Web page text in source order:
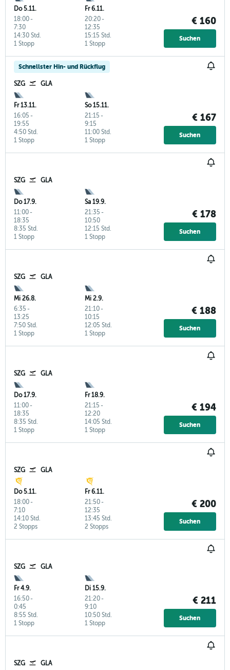
Do 5.11.
18:00-
7:30
1 Stopp
14:30 Std.
Fr 6.11.
20:20-
12:35
1 Stopp
15:15 Std.
€ 160
Suchen
Schnellster Hin- und Rückflug
SZG GLA
Fr 13.11.
16:05 -
19:55
1 Stopp
4:50 Std.
So 15.11.
21:15 -
9:15
1 Stopp
11:00 Std.
€ 167
Suchen
SZG GLA
Do 17.9.
11:00-
18:35
1 Stopp
8:35 Std.
Sa 19.9.
21:35 -
10:50
1 Stopp
12:15 Std.
€ 178
Suchen
SZG GLA
Mi 26.8.
6:35 -
13:25
1 Stopp
7:50 Std.
Mi 2.9.
21:10-
10:15
1 Stopp
12:05 Std.
€ 188
Suchen
SZG GLA
Do 17.9.
11:00-
18:35
1 Stopp
8:35 Std.
Fr 18.9.
21:15 -
12:20
1 Stopp
14:05 Std.
€ 194
Suchen
SZG GLA
Do 5.11.
18:00-
7:10
2 Stopps
14:10 Std.
Fr 6.11.
21:50-
12:35
2 Stopps
13:45 Std.
€ 200
Suchen
SZG GLA
Fr 4.9.
16:50-
0:45
1 Stopp
8:55 Std.
Di 15.9.
21:20-
9:10
1 Stopp
10:50 Std.
€ 211
Suchen
SZG GLA